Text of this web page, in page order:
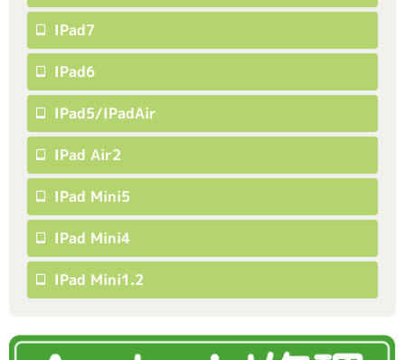
IPad7
IPad6
IPad5/iPadAir
IPad Air2
IPad Mini5
IPad Mini4
IPad Mini1.2